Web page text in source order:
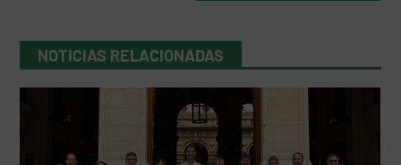
NOTICIAS RELACIONADAS